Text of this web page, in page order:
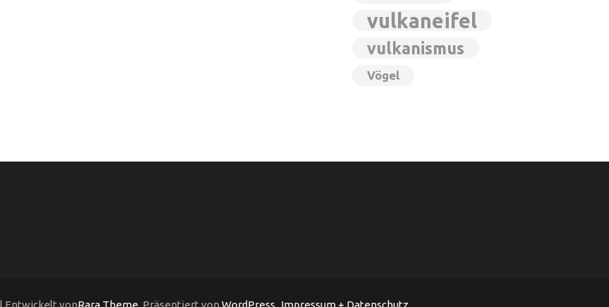
vulkaneifel
vulkanismus
Vögel
Entwickelt vonRara Theme . Präsentiert von WordPress Impressum + Datenschutz